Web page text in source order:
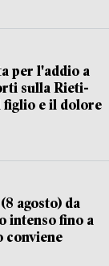
per l'addio a
sulla Rieti-
figlio e il dolore
agosto) da
intenso fino a
conviene